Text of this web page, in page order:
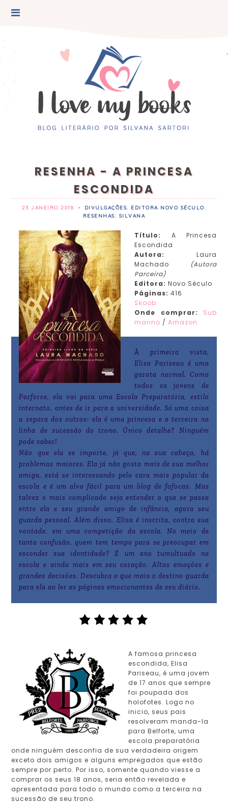
RESENHA - A PRINCESA
ESCONDIDA
23 JANEIRO 2018 • DIVULGAÇÕES, EDITORA NOVO SÉCULO,
RESENHAS, SILVANA
Título:
A Princesa
Escondida
Autora:
Laura
Machado
(Autora
Parceira)
Editora:Novo Século
Páginas: 416
Skoob
Onde comprar:
Sub
marino /Amazon
À primeira vista,
Elisa Pariseau é uma
garota normal. Como
todos os jovens de
Parforce, ela vai para uma Escola Preparatória, estilo
internato, antes de ir para a universidade. Só uma coisa
a separa dos outros: ela é uma princesa e a terceira na
linha de sucessão do trono. Único detalhe? Ninguém
pode saber!
Não que ela se importe, já que, na sua cabeça, há
problemas maiores. Ela já não gosta mais de sua melhor
amiga, está se interessando pelo cara mais popular da
escola e é um alvo fácil para um blog de fofocas. Mas
talvez o mais complicado seja entender o que se passa
entre ela e seu grande amigo de infância, agora seu
guarda pessoal. Além disso, Elisa é inscrita, contra sua
vontade, em uma competição da escola. No meio de
tanta confusão, quem tem tempo para se preocupar em
esconder sua identidade? É um ano tumultuado na
escola e ainda mais em seu coração. Altas emoções e
grandes decisões. Descubra o que mais o destino guarda
para ela ao ler as páginas emocionantes de seu diário.
A famosa princesa
escondida, Elisa
Pariseau, é uma jovem
de 17 anos que sempre
foi poupada dos
holofotes. Logo no
inicio, seus pais
resolveram manda-la
para Belforte, uma
escola preparatória
onde ninguém desconfia de sua verdadeira origem
exceto dois amigos e alguns empregados que estão
sempre por perto. Por isso, somente quando viesse a
comprar os seus 18 anos, seria então revelada e
apresentada para todo o mundo como a terceira na
sucessão de seu trono.